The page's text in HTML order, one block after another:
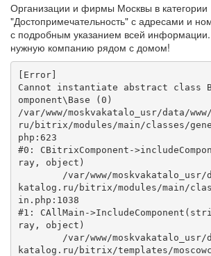
Организации и фирмы Москвы в категории
"Достопримечательность" с адресами и
с подробным указанием всей информации.
нужную компанию рядом с домом!
[Error]
Cannot instantiate abstract class
omponent\Base (0)
/var/www/moskvakatalo_usr/data/
ru/bitrix/modules/main/classes/
php:623
#0: CBitrixComponent-
ray, object)
katalog.ru/bitrix/modules/main/
in.php:1038
#1: CAllMain-
ray, object)
katalog.ru/bitrix/templates/